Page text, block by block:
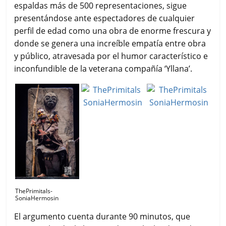
espaldas más de 500 representaciones, sigue
presentándose ante espectadores de cualquier
perfil de edad como una obra de enorme frescura y
donde se genera una increíble empatía entre obra
y público, atravesada por el humor característico e
inconfundible de la veterana compañía ‘Yllana’.
ThePrimitals-
SoniaHermosin
El argumento cuenta durante 90 minutos, que